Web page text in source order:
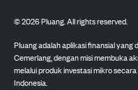
©2026Pluang. All rights reserved.
Pluang adalah aplikasi finansial
Cemerlang, dengan misi membuka
melalui produk investasi mikro
Indonesia.